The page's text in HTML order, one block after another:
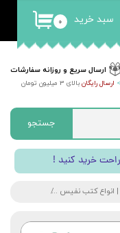
ارسال سریع و روزانه سفارشات
> ارسال رایگانبالای 3 میلیون تومان
۰ سبد خرید
جستجو
خرید کنید
کتب نفیس